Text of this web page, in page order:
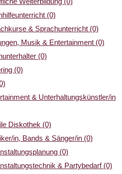
(0)
& Sprachunterricht (0)
Musik & Entertainment (0)
(0)
(0)
& Unterhaltungskünstler/in
Diskothek (0)
in, Bands & Sänger/in (0)
(0)
& Partybedarf (0)